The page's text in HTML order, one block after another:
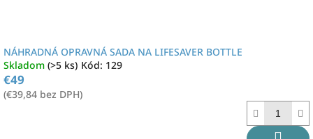
NÁHRADNÁ OPRAVNÁ SADA NA LIFESAVER BOTTLE
Skladom (>5 ks) Kód: 129
€49
(€39,84 bez DPH)